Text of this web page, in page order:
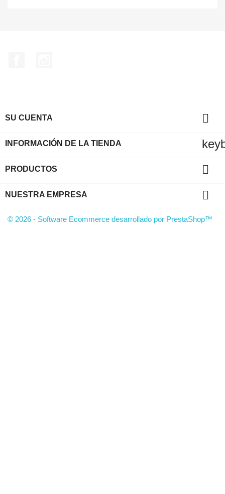
SU CUENTA 
INFORMACIÓN DE LA TIENDA
PRODUCTOS 
NUESTRA EMPRESA 
© 2026 - Software Ecommerce desarrollado por PrestaShop™